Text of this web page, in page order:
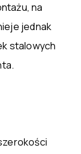
na
jednak
stalowych